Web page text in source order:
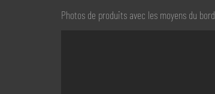
Photos de produits avec les moyens du bord